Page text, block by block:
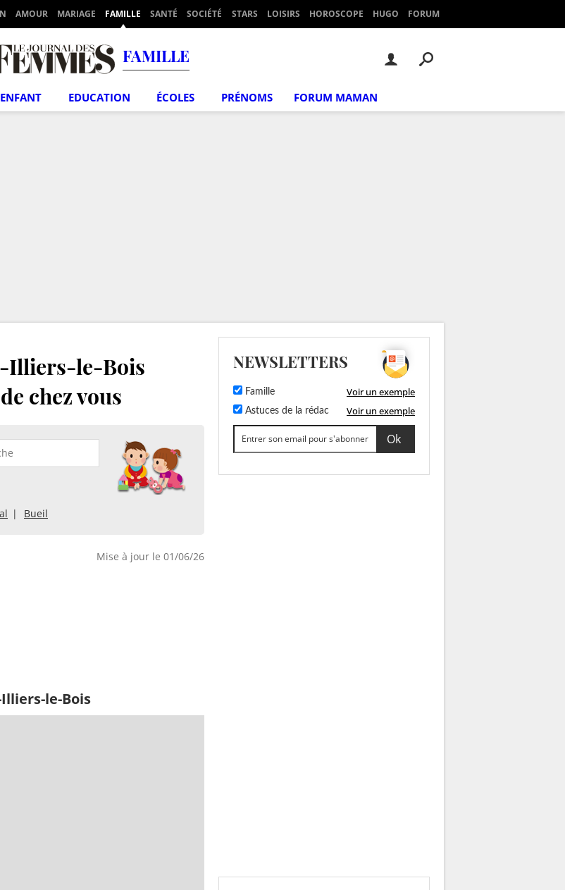
AMOUR MARIAGE FAMILLE SANTÉ SOCIÉTÉ STARS LOISIRS HOROSCOPE HUGO FORUM
FAMILLE
ENFANT EDUCATION ÉCOLES PRÉNOMS FORUM MAMAN
Illiers-le-Bois
chez vous
Bueil
Mise à jour le 01/06/26
le-Bois
NEWSLETTERS
Famille Voir un exemple
Astuces de la rédac Voir un exemple